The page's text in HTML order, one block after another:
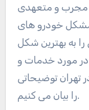
مجرب و متعهدی
خودرو های
را به بهترین شکل
مورد خدمات و
تهران توضیحاتی
را بیان می کنیم.